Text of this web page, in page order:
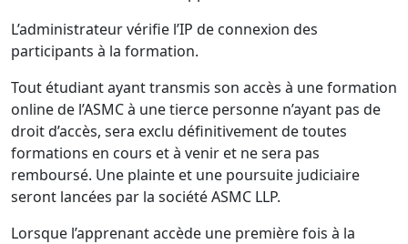
L’administrateur vérifie l’IP de connexion des
participants à la formation.
Tout étudiant ayant transmis son accès à une formation
online de l’ASMC à une tierce personne n’ayant pas de
droit d’accès, sera exclu définitivement de toutes
formations en cours et à venir et ne sera pas
remboursé. Une plainte et une poursuite judiciaire
seront lancées par la société ASMC LLP.
Lorsque l’apprenant accède une première fois à la